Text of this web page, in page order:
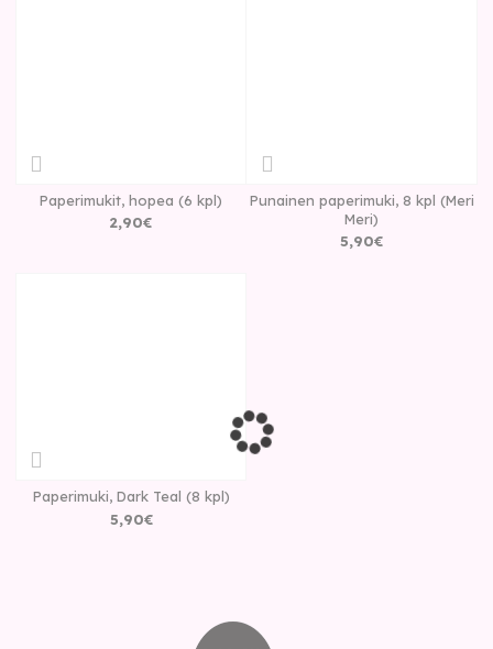
Paperimukit, hopea (6 kpl)
2,90€
Punainen paperimuki, 8 kpl (Meri
Meri)
5,90€
Paperimuki, Dark Teal (8 kpl)
5,90€